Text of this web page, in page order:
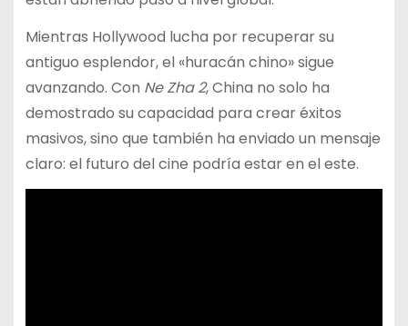
Mientras Hollywood lucha por recuperar su
antiguo esplendor, el «huracán chino» sigue
avanzando. Con Ne Zha 2, China no solo ha
demostrado su capacidad para crear éxitos
masivos, sino que también ha enviado un mensaje
claro: el futuro del cine podría estar en el este.